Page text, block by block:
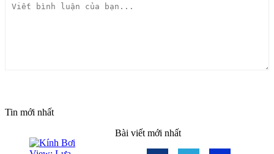
Tin mới nhất
Bài viết mới nhất